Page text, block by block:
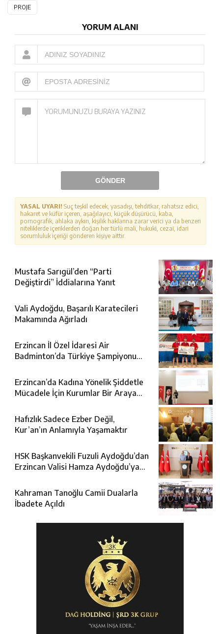
PROJE
YORUM ALANI
GÖNDER
YASAL UYARI! Suç teşkil edecek, yasadışı, tehditkar, rahatsız edici,
hakaret ve küfür içeren, aşağılayıcı, küçük düşürücü, kaba,
pornografik, ahlaka aykırı, kişilik haklarına zarar verici ya da benzeri
niteliklerde içeriklerden doğan her türlü mali, hukuki, cezai, idari
sorumluluk içeriği gönderen kişiye aittir.
Mustafa Sarıgül’den “Parti
Değiştirdi” İddialarına Yanıt
Vali Aydoğdu, Başarılı Karatecileri
Makamında Ağırladı
Erzincan İl Özel İdaresi Air
Badminton’da Türkiye Şampiyonu
Erzincan’da Kadına Yönelik Şiddetle
Mücadele İçin Kurumlar Bir Araya
Hafızlık Sadece Ezber Değil,
Kur’an’ın Anlamıyla Yaşamaktır
HSK Başkanvekili Fuzuli Aydoğdu’dan
Erzincan Valisi Hamza Aydoğdu’ya
Kahraman Tanoğlu Camii Dualarla
İbadete Açıldı